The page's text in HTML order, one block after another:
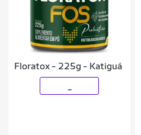
Floratox - 225g - Katigu